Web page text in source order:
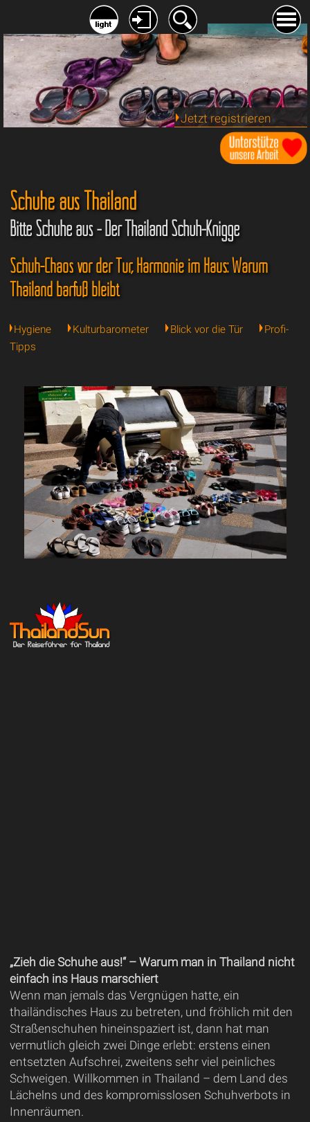
Jetzt registrieren
Schuhe aus Thailand
Bitte Schuhe aus - Der Thailand Schuh-Knigge
Schuh-Chaos vor der Tür, Harmonie im Haus: Warum
Thailand barfuß bleibt
Hygiene Kulturbarometer Blick vor die Tür
Profi-
Tipps
„Zieh die Schuhe aus!“ – Warum man in Thailand nicht
einfach ins Haus marschiert
Wenn man jemals das Vergnügen hatte, ein
thailändisches Haus zu betreten, und fröhlich mit den
Straßenschuhen hineinspaziert ist, dann hat man
vermutlich gleich zwei Dinge erlebt: erstens einen
entsetzten Aufschrei, zweitens sehr viel peinliches
Schweigen. Willkommen in Thailand – dem Land des
Lächelns und des kompromisslosen Schuhverbots in
Innenräumen.